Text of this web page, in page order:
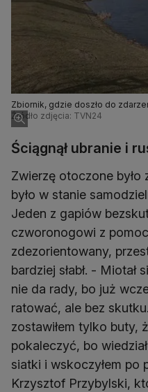
Zbiornik, gdzie doszło do
wcześniej był skuty lodem
Źródło zdjęcia: TVN24
Ściągnął ubranie i
Zwierzę otoczone
było w stanie
Jeden z gapiów
czworonogowi z
zdezorientowany,
bardziej słabł. - Miotał
nie da rady, bo już
ratować, ale bez
zostawiłem tylko buty,
pokaleczyć, bo
siatki i wskoczyłem po
Krzysztof Przybylski,